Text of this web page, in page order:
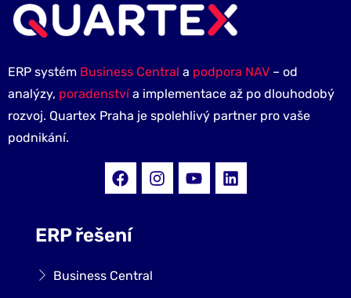
ERP systém Business Central a podpora NAV – od
analýzy, poradenstvía implementace až po dlouhodobý
rozvoj. Quartex Praha je spolehlivý partner pro vaše
podnikání.
ERP řešení
Business Central